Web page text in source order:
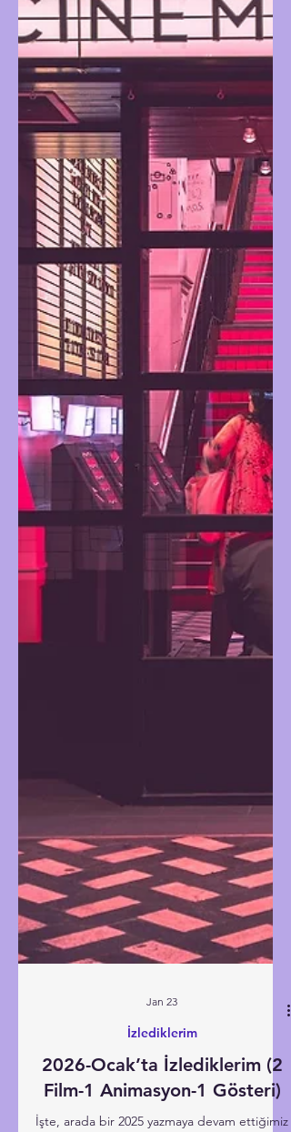
often repetitive. Back then, libraries were
frequently used for basic information
searches (and still are). However, there was
an initiative that went beyond this. It was a
leap forward in lea